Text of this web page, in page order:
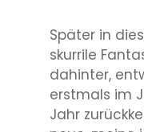
Später in
skurrile
dahinter,
erstmals im
Jahr